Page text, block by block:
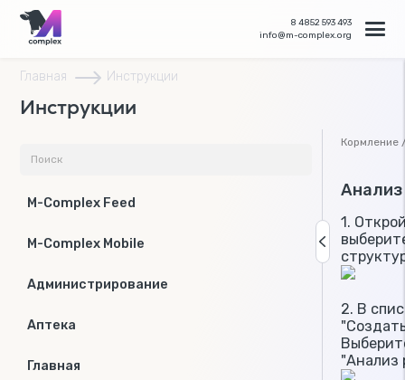
8 4852 593 493
info@m-complex.org
Главная Инструкции
Инструкции
M-Complex Feed
M-Complex Mobile
Администрирование
Аптека
Главная
Кормление
Анализ
1.
2. В
"Анализ